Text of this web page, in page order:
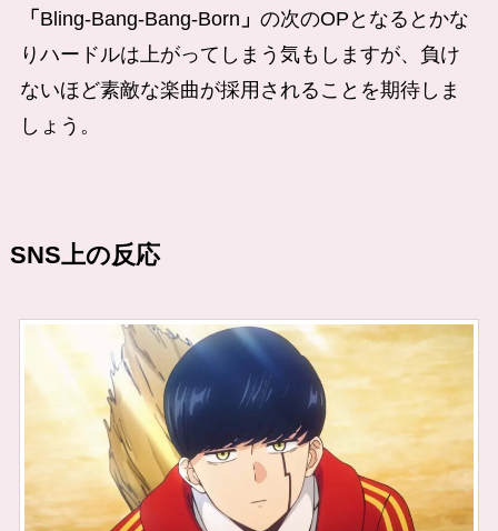
「 Bling-Bang-Bang-Born 」 の次のOPとなるとかな
りハードルは上がってしまう気もしますが、負け
ないほど素敵な楽曲が採用されることを期待しま
しょう。
SNS上の反応